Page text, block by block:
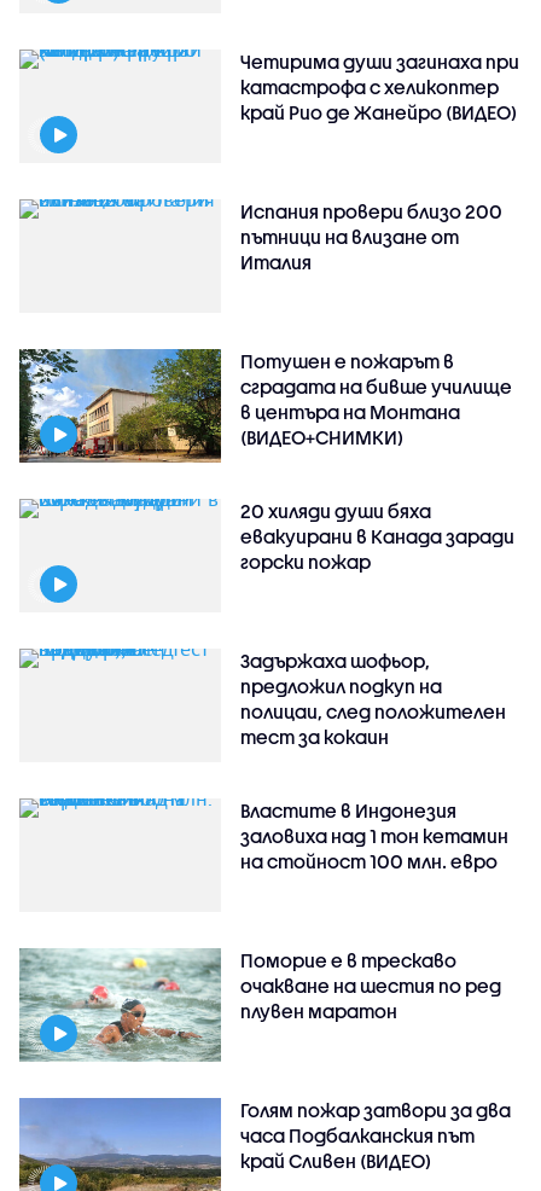
Четирима души загинаха при
катастрофа с хеликоптер
край Рио де Жанейро (ВИДЕО)
Испания провери близо 200
пътници на влизане от
Италия
Потушен е пожарът в
сградата на бивше училище
в центъра на Монтана
(ВИДЕО+СНИМКИ)
20 хиляди души бяха
евакуирани в Канада заради
горски пожар
Задържаха шофьор,
предложил подкуп на
полицаи, след положителен
тест за кокаин
Властите в Индонезия
заловиха над 1 тон кетамин
на стойност 100 млн. евро
Поморие е в трескаво
очакване на шестия по ред
плувен маратон
Голям пожар затвори за два
часа Подбалканския път
край Сливен (ВИДЕО)